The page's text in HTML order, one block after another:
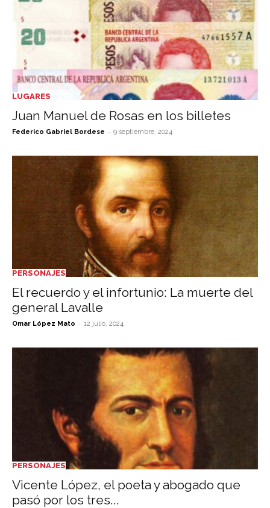
LUGARES
Juan Manuel de Rosas en los billetes
Federico Gabriel Bordese - 9 septiembre, 2024
PERSONAJES
El recuerdo y el infortunio: La muerte del
general Lavalle
Omar López Mato - 12 julio, 2024
PERSONAJES
Vicente López, el poeta y abogado que
pasó por los tres...